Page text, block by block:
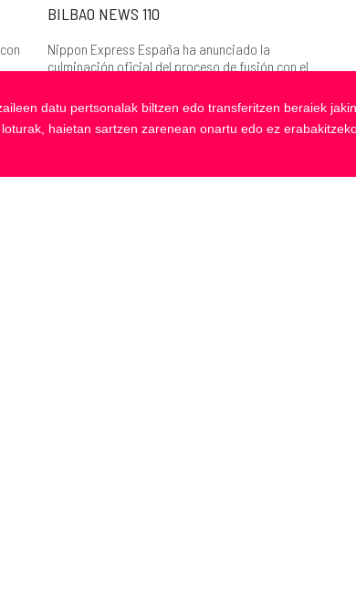
BILBAO NEWS 110
Nippon Express España ha anunciado la
culminación oficial del proceso de fusión con el
un hito...
datu pertsonalak biltzen edo transferitzen beraiek
haietan sartzen zarenean onartu edo ez